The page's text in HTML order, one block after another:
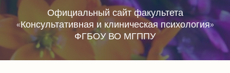
Официальный сайт факультета
«Консультативная и клиническая психология»
ФГБОУ ВО МГППУ